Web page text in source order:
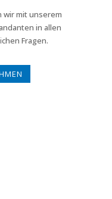
wir mit unserem
in allen
Fragen.